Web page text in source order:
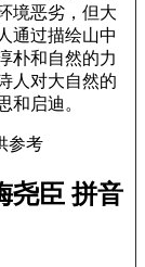
境恶劣，但大
通过描绘山中
朴和自然的力
人对大自然的
和启迪。
参考
尧臣 拼音